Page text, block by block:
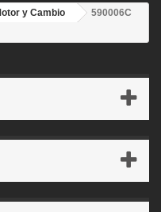
y Cambio
590006C